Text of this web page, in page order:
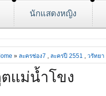
นักแสดงหญิง
» ละครช่อง7 , ละครปี 2551 , วรัทย
แม่น้ำโขง